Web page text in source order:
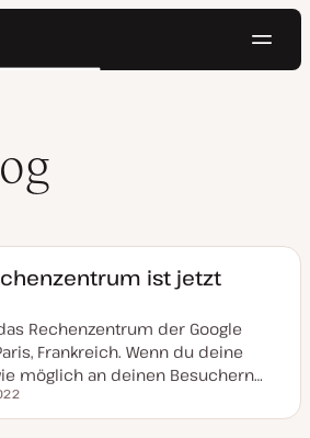
ist jetzt
Rechenzentrum der Google
Frankreich. Wenn du deine
möglich an deinen Besuchern…